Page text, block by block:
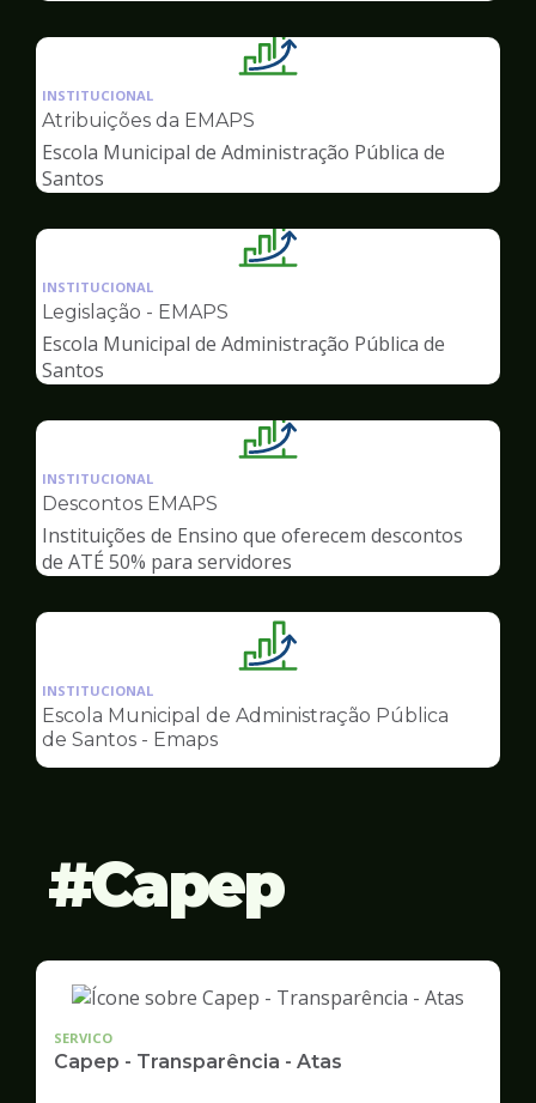
Gestão
Ilustração
de
Gestão
INSTITUCIONAL
Atribuições da EMAPS
Escola Municipal de Administração Pública de
Santos
Ilustração
de
Gestão
INSTITUCIONAL
Legislação - EMAPS
Escola Municipal de Administração Pública de
Santos
Ilustração
Gestão
INSTITUCIONAL
Descontos EMAPS
Instituições de Ensino que oferecem descontos
de ATÉ 50% para servidores
Ilustração
pagina
Gestão
INSTITUCIONAL
Escola Municipal de Administração Pública
de Santos - Emaps
Capep
SERVICO
Capep - Transparência - Atas